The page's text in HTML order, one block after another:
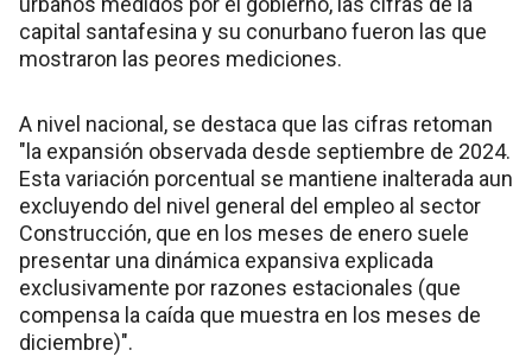
capital santafesina y su conurbano fueron las que
mostraron las peores mediciones.
A nivel nacional, se destaca que las cifras retoman
"la expansión observada desde septiembre de 2024.
Esta variación porcentual se mantiene inalterada aun
excluyendo del nivel general del empleo al sector
Construcción, que en los meses de enero suele
presentar una dinámica expansiva explicada
exclusivamente por razones estacionales (que
compensa la caída que muestra en los meses de
diciembre)".